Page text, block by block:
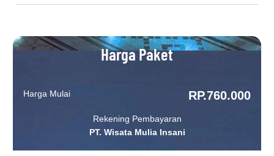
Harga Paket
Harga Mulai RP.760.000
Rekening Pembayaran
PT. Wisata Mulia Insani